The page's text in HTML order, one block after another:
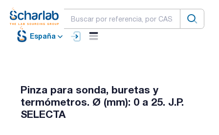
España
Pinza para sonda, buretas y
termómetros. Ø (mm): 0 a 25. J.P.
SELECTA